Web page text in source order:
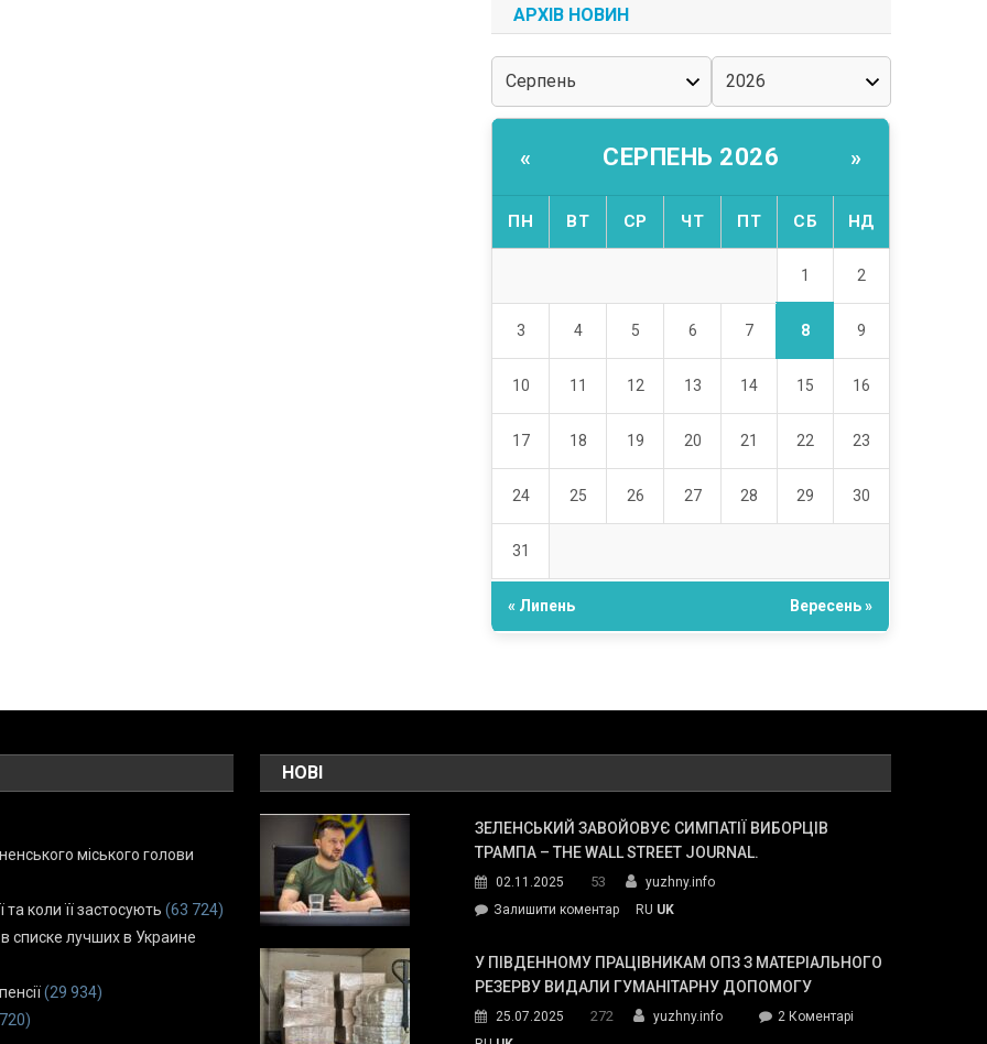
АРХІВ НОВИН
« СЕРПЕНЬ 2026 »
ПН ВТ СР ЧТ ПТ СБ НД
1 2
3 4 5 6 7 8 9
10 11 12 13 14 15 16
17 18 19 20 21 22 23
24 25 26 27 28 29 30
31
« Липень Вересень »
міського голови
коли її застосують (63 724)
списке лучших в Украине
(29 934)
НОВІ
ЗЕЛЕНСЬКИЙ ЗАВОЙОВУЄ СИМПАТІЇ ВИБОРЦІВ
ТРАМПА – THE WALL STREET JOURNAL.
02.11.2025 53
yuzhny.info
Залишити коментарon
завойовує
симпатії
Трампа
RU UK
У ПІВДЕННОМУ ПРАЦІВНИКАМ ОПЗ З МАТЕРІАЛЬНОГО
РЕЗЕРВУ ВИДАЛИ ГУМАНІТАРНУ ДОПОМОГУ
25.07.2025 272 yuzhny.info 2 Коментарідо